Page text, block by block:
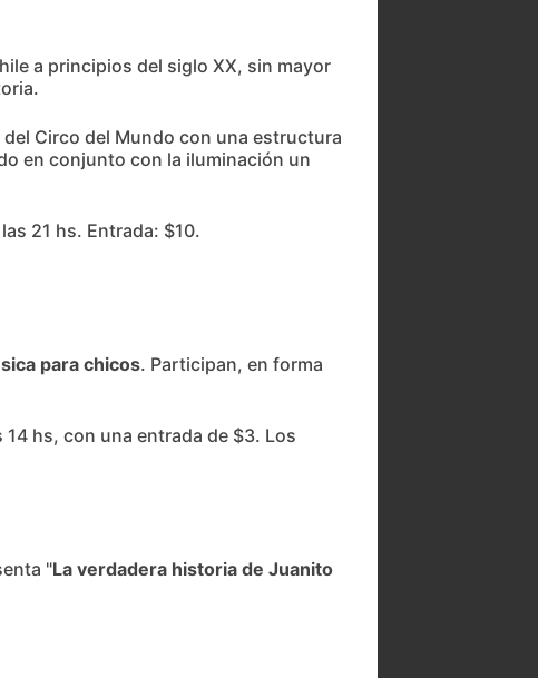
a principios del siglo XX, sin mayor
Circo del Mundo con una estructura
en conjunto con la iluminación un
21 hs. Entrada: $10.
para chicos. Participan, en forma
hs, con una entrada de $3. Los
"La verdadera historia de Juanito